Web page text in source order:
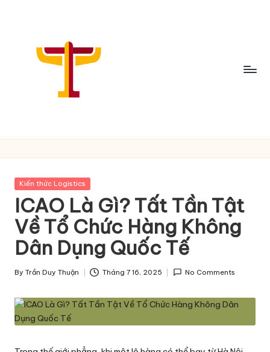
C
h
i
a
S
ẻ
T
h
ô
n
g
Posted
Kiến thức Logistics
ICAO Là Gì? Tất Tần Tật
Về Tổ Chức Hàng Không
Dân Dụng Quốc Tế
Posted
By Trần Duy Thuận Tháng 7 16, 2025 No Comments